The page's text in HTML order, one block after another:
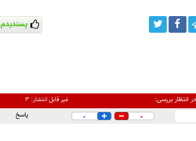
پسندیدم
در انتظار بررسی: غیر قابل انتشار:۳
0
0 پاسخ